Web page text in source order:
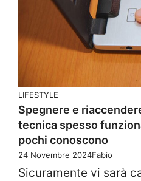
LIFESTYLE
Spegnere e
tecnica spesso
pochi conoscono
24 Novembre 2024Fabio
Sicuramente vi sarà